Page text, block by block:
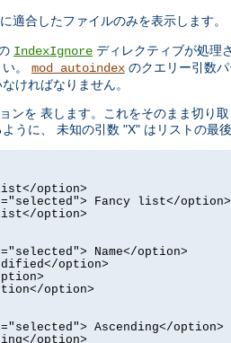
に適合したファイルのみを表示します。
IndexIgnore ディレクティブが処理
。 mod_autoindex のクエリー引数
ければなりません。
ンを 表します。これをそのまま切り
うに、 未知の引数 "X" はリストの最
option>
Fancy list</option>
option>
Name</option>
option>
option>
Ascending</option>
option>